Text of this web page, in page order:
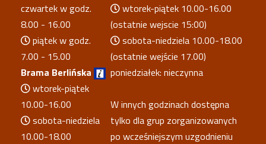
czwartek w godz.
8.00 - 16.00
piątek w godz.
7.00 - 15.00
Brama Berlińska
wtorek-piątek
10.00-16.00
sobota-niedziela
10.00-18.00
wtorek-piątek 10.00-16.00
(ostatnie wejscie 15:00)
sobota-niedziela 10.00-18.00
(ostatnie wejście 17.00)
poniedziałek: nieczynna
W innych godzinach dostępna
tylko dla grup zorganizowanych
po wcześniejszym uzgodnieniu